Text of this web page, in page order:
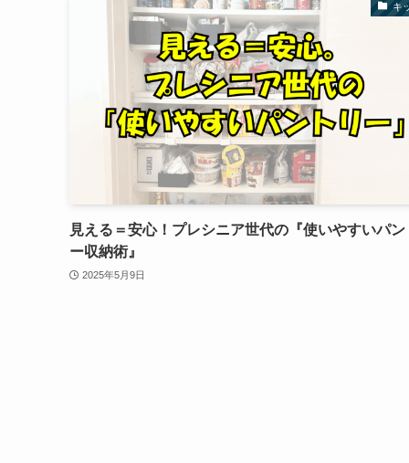
キ
見える＝安心！プレシニア世代の『使いやすいパン
ー収納術』
2025年5月9日